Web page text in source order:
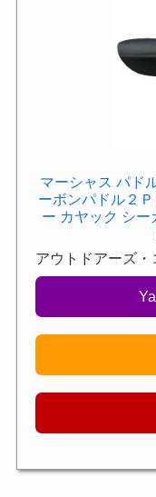
マーシャス パド
ーボンパドル２
ー カヤック シ
アウトドアーズ